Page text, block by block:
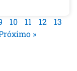
10 11 12
13
»